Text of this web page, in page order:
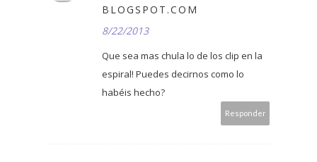
BLOGSPOT.COM
8/22/2013
Que sea mas chula lo de los clip en la
espiral! Puedes decirnos como lo
habéis hecho?
Responder